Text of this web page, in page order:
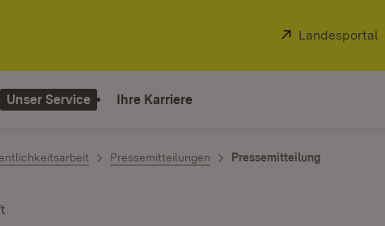
Extern:
Landesportal
Unser Service Ihre Karriere
Pressemitteilungen Pressemitteilung